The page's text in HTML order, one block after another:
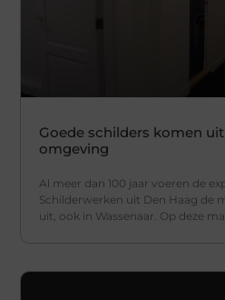
Goede schilders komen
omgeving
Al meer dan 100 jaar voeren de
Schilderwerken uit Den Haag de
uit, ook in Wassenaar. Op deze